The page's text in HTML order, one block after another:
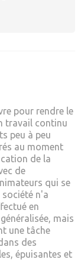
pour rendre le
travail continu
peu à peu
au moment
de la
de
qui se
société n'a
en
mais
une tâche
des
épuisantes et